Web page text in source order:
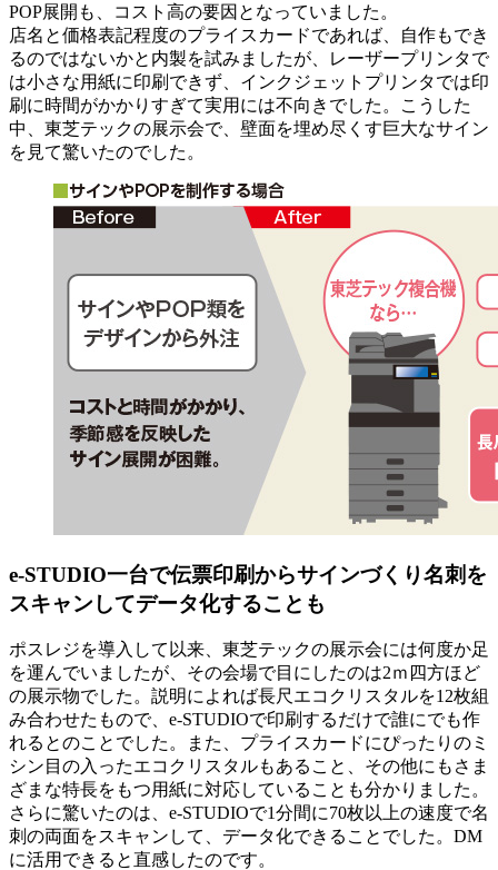
POP展開も、コスト高の要因となっていました。
店名と価格表記程度のプライスカードであれば、自作もでき
るのではないかと内製を試みましたが、レーザープリンタで
は小さな用紙に印刷できず、インクジェットプリンタでは印
刷に時間がかかりすぎて実用には不向きでした。こうした
中、東芝テックの展示会で、壁面を埋め尽くす巨大なサイン
を見て驚いたのでした。
e-STUDIO一台で伝票印刷からサインづくり名刺を
スキャンしてデータ化することも
ポスレジを導入して以来、東芝テックの展示会には何度か足
を運んでいましたが、その会場で目にしたのは2ｍ四方ほど
の展示物でした。説明によれば長尺エコクリスタルを12枚組
み合わせたもので、e-STUDIOで印刷するだけで誰にでも作
れるとのことでした。また、プライスカードにぴったりのミ
シン目の入ったエコクリスタルもあること、その他にもさま
ざまな特長をもつ用紙に対応していることも分かりました。
さらに驚いたのは、e-STUDIOで1分間に70枚以上の速度で名
刺の両面をスキャンして、データ化できることでした。DM
に活用できると直感したのです。